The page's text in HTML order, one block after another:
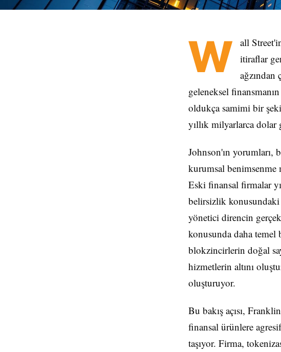
W all
itiraflar
ağzından
geleneksel
oldukça samimi bir
yıllık milyarlarca dolar
Johnson'ın yorumları,
kurumsal
Eski finansal firmalar
belirsizlik konusundaki
yönetici direncin
konusunda daha
blokzincirlerin doğal
hizmetlerin altını
oluşturuyor.
Bu bakış açısı,
finansal ürünlere
taşıyor. Firma,